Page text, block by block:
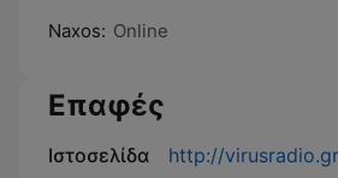
Naxos: Online
Επαφές
Ιστοσελίδα http://virusradio.gr